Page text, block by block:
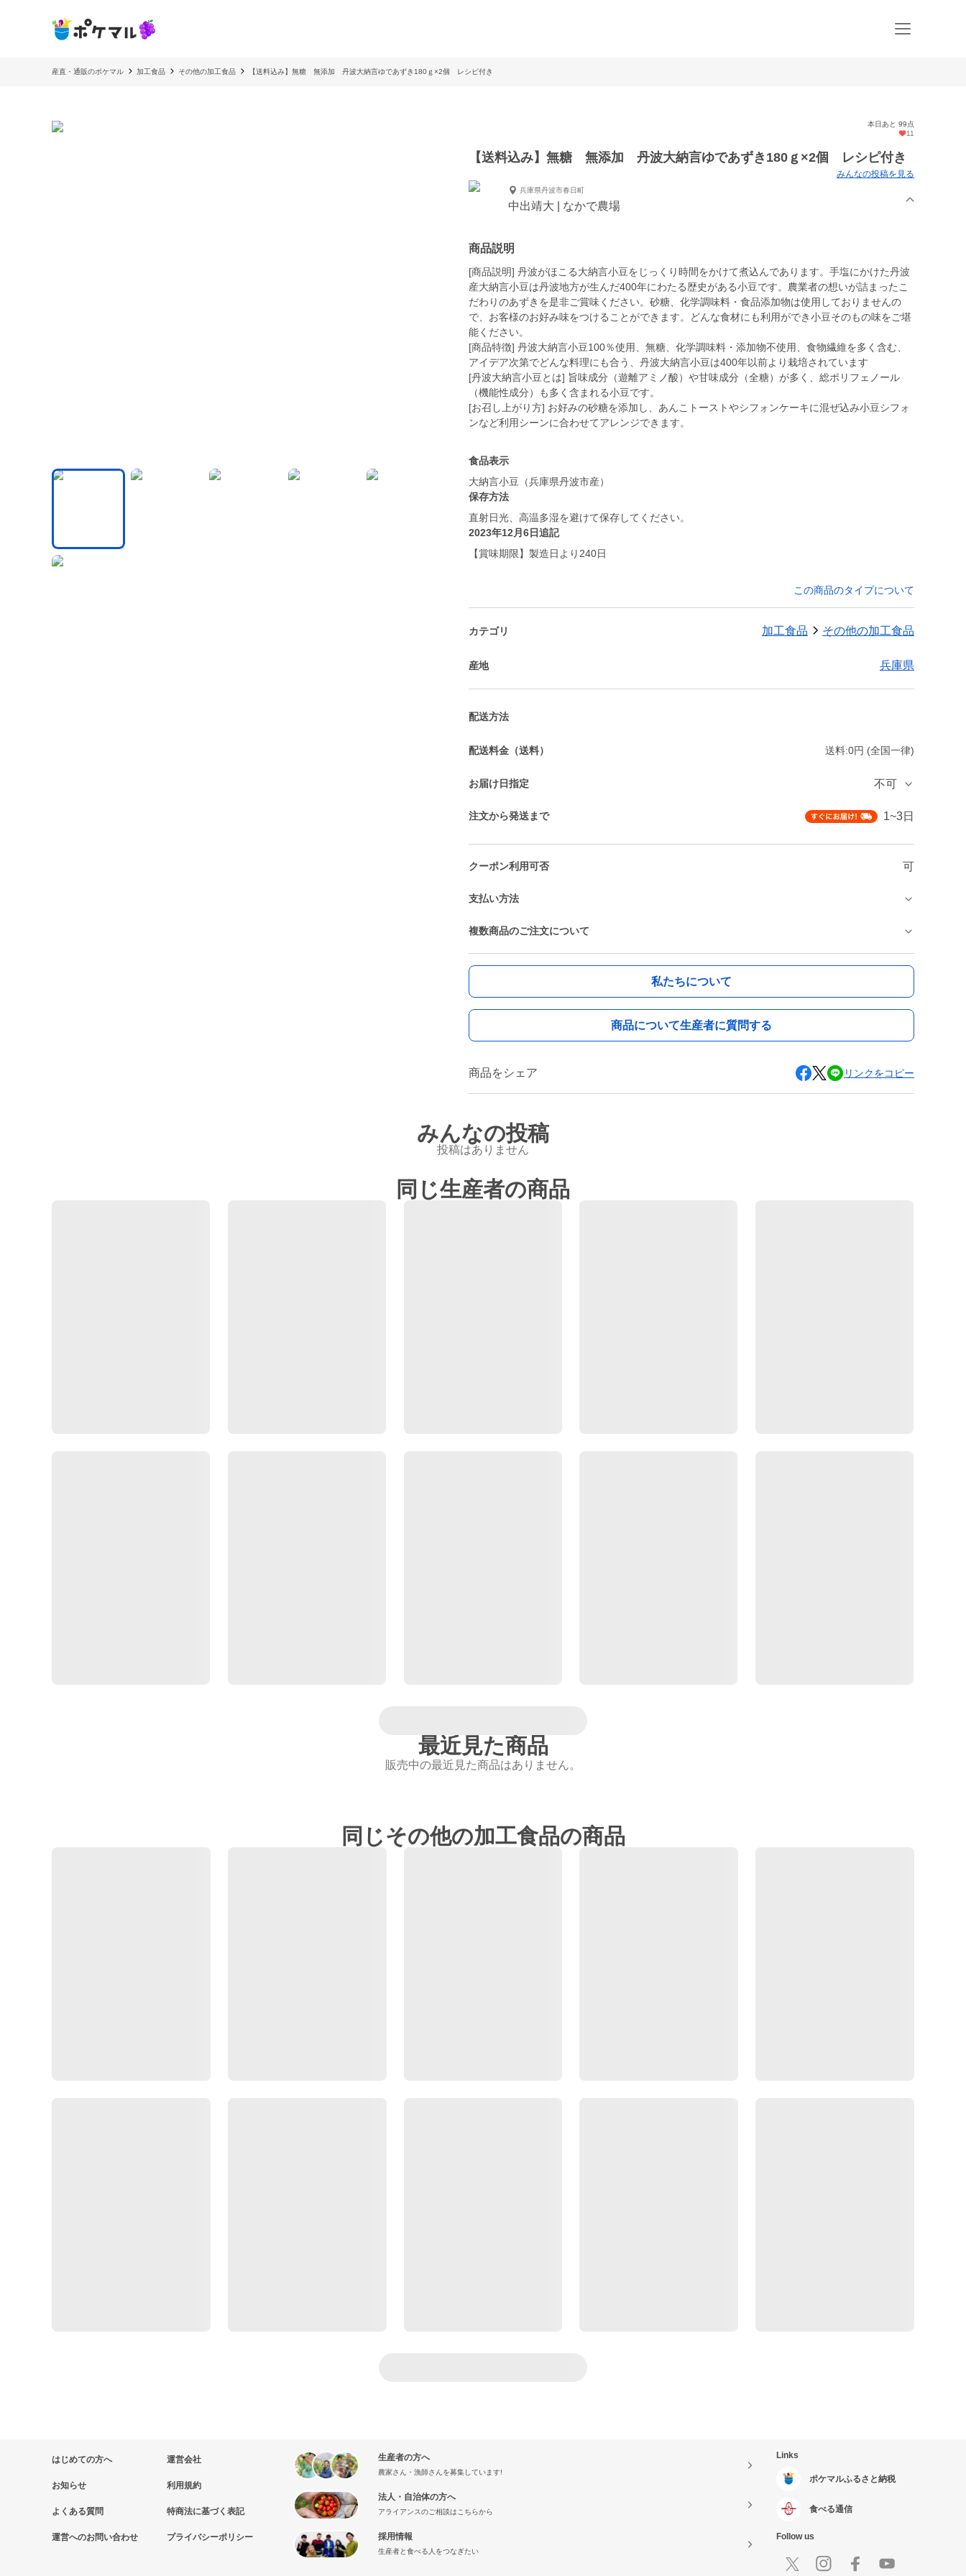
産直・通販のポケマル 加工食品 その他の加工食品 【送料込み】無糖 無添加 丹波大納言ゆであずき180ｇ×2個 レシピ付き
本日あと 99点
11
【送料込み】無糖 無添加 丹波大納言ゆであずき180ｇ×2個 レシピ付き
みんなの投稿を見る
兵庫県丹波市春日町
中出靖大 | なかで農場
商品説明
[商品説明] 丹波がほこる大納言小豆をじっくり時間をかけて煮込んであります。手塩にかけた丹波
産大納言小豆は丹波地方が生んだ400年にわたる歴史がある小豆です。農業者の想いが詰まったこ
だわりのあずきを是非ご賞味ください。砂糖、化学調味料・食品添加物は使用しておりませんの
で、お客様のお好み味をつけることができます。どんな食材にも利用ができ小豆そのもの味をご堪
能ください。
[商品特徴] 丹波大納言小豆100％使用、無糖、化学調味料・添加物不使用、食物繊維を多く含む、
アイデア次第でどんな料理にも合う、丹波大納言小豆は400年以前より栽培されています
[丹波大納言小豆とは] 旨味成分（遊離アミノ酸）や甘味成分（全糖）が多く、総ポリフェノール
（機能性成分）も多く含まれる小豆です。
[お召し上がり方] お好みの砂糖を添加し、あんこトーストやシフォンケーキに混ぜ込み小豆シフォ
食品表示
大納言小豆（兵庫県丹波市産）
保存方法
直射日光、高温多湿を避けて保存してください。
2023年12月6日追記
【賞味期限】製造日より240日
この商品のタイプについて
カテゴリ 加工食品 その他の加工食品
産地 兵庫県
配送方法
配送料金（送料） 送料:0円 (全国一律)
お届け日指定 不可
注文から発送まで 1~3日
クーポン利用可否 可
支払い方法
複数商品のご注文について
私たちについて
商品について生産者に質問する
商品をシェア リンクをコピー
みんなの投稿
投稿はありません
同じ生産者の商品
最近見た商品
販売中の最近見た商品はありません。
同じその他の加工食品の商品
はじめての方へ
お知らせ
よくある質問
運営へのお問い合わせ
運営会社
利用規約
特商法に基づく表記
プライバシーポリシー
生産者の方へ
農家さん・漁師さんを募集しています!
法人・自治体の方へ
アライアンスのご相談はこちらから
採用情報
生産者と食べる人をつなぎたい
Links
ポケマルふるさと納税
食べる通信
Follow us